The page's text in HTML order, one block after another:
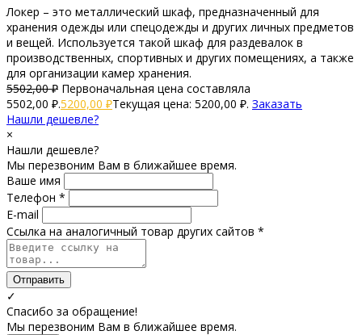
Локер – это металлический шкаф, предназначенный для
хранения одежды или спецодежды и других личных предметов
и вещей. Используется такой шкаф для раздевалок в
производственных, спортивных и других помещениях, а также
для организации камер хранения.
5502,00₽ Первоначальная цена составляла
5502,00 ₽.5200,00 ₽Текущая цена: 5200,00 ₽. Заказать
Нашли дешевле?
×
Нашли дешевле?
Мы перезвоним Вам в ближайшее время.
Ваше имя
Телефон *
E-mail
Ссылка на аналогичный товар других сайтов *
Отправить
✓
Спасибо за обращение!
Мы перезвоним Вам в ближайшее время.